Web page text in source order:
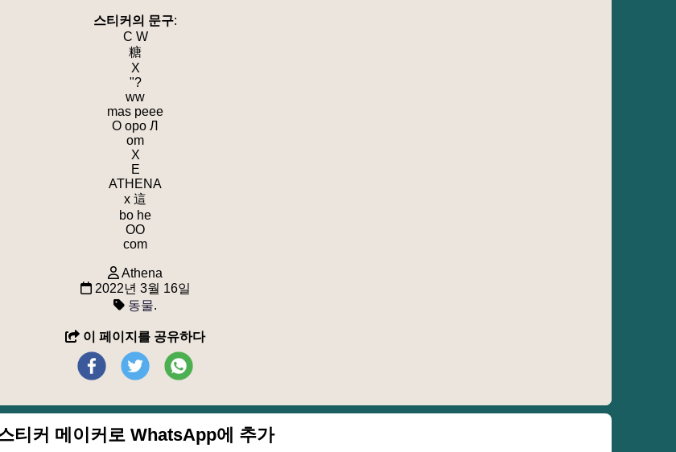
스티커의 문구:
C W
糖
X
"?
ww
mas peee
О оро Л
om
X
E
ATHENA
x 這
bo he
OO
com
Athena
2022년 3월 16일
동물.
이 페이지를 공유하다
티커 메이커로 WhatsApp에 추가